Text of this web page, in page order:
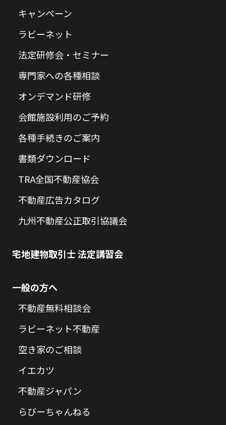
キャンペーン
ラビーネット
法定研修会・セミナー
専門家への各種相談
オンデマンド研修
会館施設利用のご予約
各種手続きのご案内
書類ダウンロード
TRA全国不動産協会
不動産広告カタログ
九州不動産公正取引協議会
宅地建物取引士 法定講習会
一般の方へ
不動産無料相談会
ラビーネット不動産
空き家のご相談
イエカツ
不動産ジャパン
らびーちゃんねる